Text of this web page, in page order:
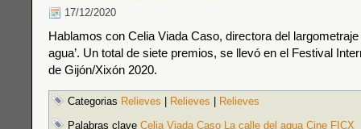
17/12/2020
Hablamos con Celia Viada Caso, directora del largometraje
agua’. Un total de siete premios, se llevó en el Festival
de Gijón/Xixón 2020.
Categorias Relieves Relieves
Relieves
Palabras clave Celia Viada Caso La calle del agua Cine FICX